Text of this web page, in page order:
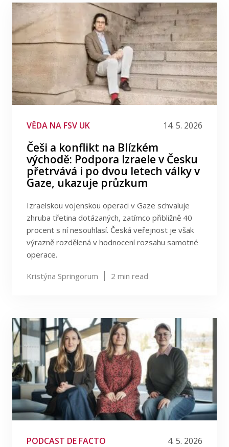
VĚDA NA FSV UK 14. 5. 2026
Češi a konflikt na Blízkém
východě: Podpora Izraele v Česku
přetrvává i po dvou letech války v
Gaze, ukazuje průzkum
Izraelskou vojenskou operaci v Gaze schvaluje
zhruba třetina dotázaných, zatímco přibližně 40
procent s ní nesouhlasí. Česká veřejnost je však
výrazně rozdělená v hodnocení rozsahu samotné
operace.
Kristýna Springorum 2 min read
PODCAST DE FACTO 4. 5. 2026